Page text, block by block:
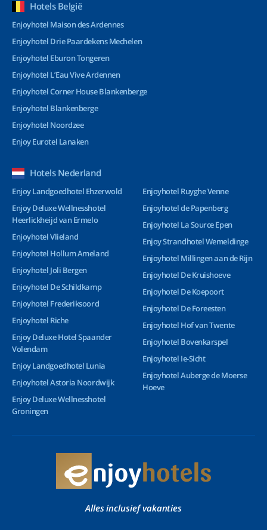
Hotels België
Enjoyhotel Maison des Ardennes
Enjoyhotel Drie Paardekens Mechelen
Enjoyhotel Eburon Tongeren
Enjoyhotel L’Eau Vive Ardennen
Enjoyhotel Corner House Blankenberge
Enjoyhotel Blankenberge
Enjoyhotel Noordzee
Enjoy Eurotel Lanaken
Hotels Nederland
Enjoy Landgoedhotel Ehzerwold
Enjoy Deluxe Wellnesshotel
Heerlickheijd van Ermelo
Enjoyhotel Vlieland
Enjoyhotel Hollum Ameland
Enjoyhotel Joli Bergen
Enjoyhotel De Schildkamp
Enjoyhotel Frederiksoord
Enjoyhotel Riche
Enjoy Deluxe Hotel Spaander
Volendam
Enjoy Landgoedhotel Lunia
Enjoyhotel Astoria Noordwijk
Enjoy Deluxe Wellnesshotel
Groningen
Enjoyhotel Ruyghe Venne
Enjoyhotel de Papenberg
Enjoyhotel La Source Epen
Enjoy Strandhotel Wemeldinge
Enjoyhotel Millingen aan de Rijn
Enjoyhotel De Kruishoeve
Enjoyhotel De Koepoort
Enjoyhotel De Foreesten
Enjoyhotel Hof van Twente
Enjoyhotel Bovenkarspel
Enjoyhotel Ie-Sicht
Enjoyhotel Auberge de Moerse
Hoeve
Alles inclusief vakanties